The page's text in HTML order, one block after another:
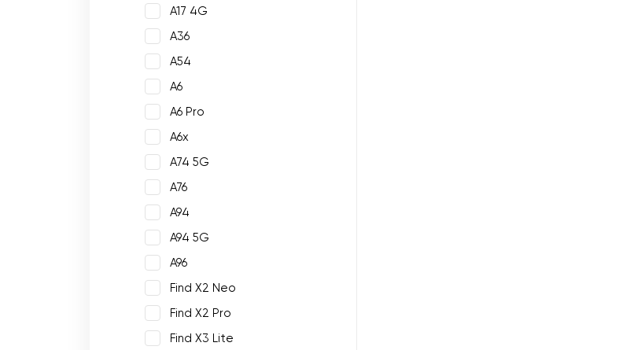
A17 4G
A36
A54
A6
A6 Pro
A6x
A74 5G
A76
A94
A94 5G
A96
Find X2 Neo
Find X2 Pro
Find X3 Lite